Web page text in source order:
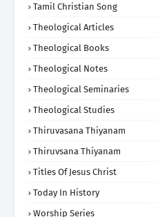
Tamil Christian Song
Theological Articles
Theological Books
Theological Notes
Theological Seminaries
Theological Studies
Thiruvasana Thiyanam
Thiruvsana Thiyanam
Titles Of Jesus Christ
Today In History
Worship Series